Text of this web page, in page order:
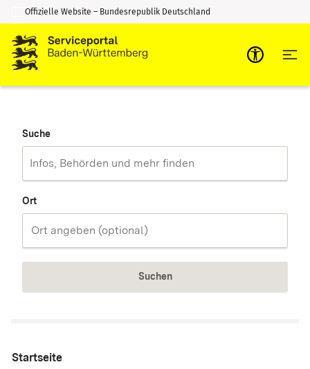
Zum Inhalt springen
Zur Suche springen
Offizielle Website – Bundesrepublik Deutschland
Suche
Ort
Suchen
Startseite